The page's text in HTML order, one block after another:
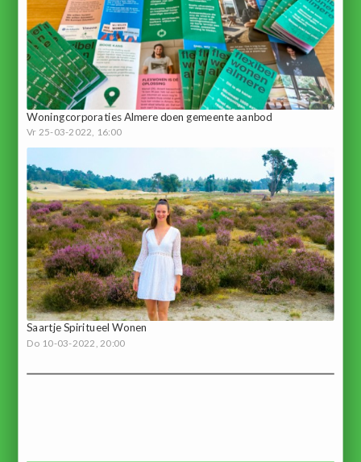
Woningcorporaties Almere doen gemeente aanbod
Vr 25-03-2022, 16:00
Saartje Spiritueel Wonen
Do 10-03-2022, 20:00